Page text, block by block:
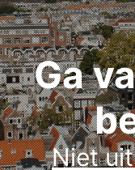
Ga
Niet